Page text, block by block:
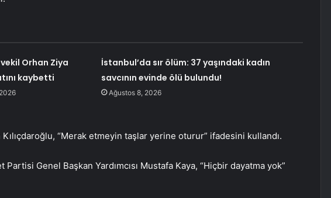
vekil Orhan Ziya
kaybetti
İstanbul’da sır ölüm: 37 yaşındaki kadın
savcının evinde ölü bulundu!
Ağustos 8, 2026
Kılıçdaroğlu, “Merak etmeyin taşlar yerine oturur” ifadesini kullandı.
Partisi Genel Başkan Yardımcısı Mustafa Kaya, “Hiçbir dayatma yok”